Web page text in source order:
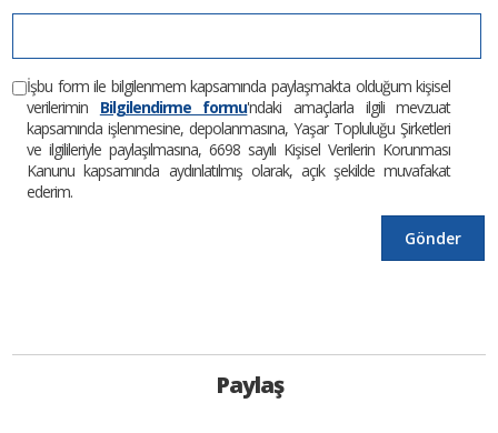
İşbu form ile bilgilenmem kapsamında paylaşmakta olduğum kişisel
verilerimin Bilgilendirme formu'ndaki amaçlarla ilgili mevzuat
kapsamında işlenmesine, depolanmasına, Yaşar Topluluğu Şirketleri
ve ilgilileriyle paylaşılmasına, 6698 sayılı Kişisel Verilerin Korunması
Kanunu kapsamında aydınlatılmış olarak, açık şekilde muvafakat
ederim.
Paylaş